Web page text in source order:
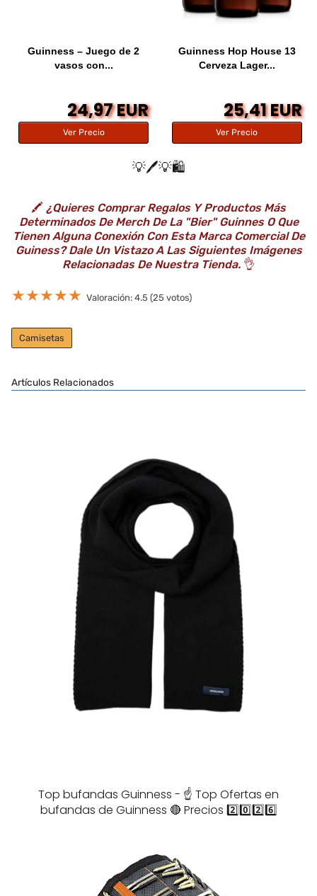
Guinness – Juego de 2
vasos con...
24,97 EUR
Ver Precio
Guinness Hop House 13
Cerveza Lager...
25,41 EUR
Ver Precio
💡🖊️💡🛍️
🖍️ ¿Quieres Comprar Regalos Y Productos Más
Determinados De Merch De La "bier" Guinnes O Que
Tienen Alguna Conexión Con Esta Marca Comercial De
Guiness? Dale Un Vistazo A Las Siguientes Imágenes
Relacionadas De Nuestra Tienda. 👌
★★★★★ Valoración: 4.5 (25 votos)
Camisetas
Artículos Relacionados
Top bufandas Guinness - ☝️ Top Ofertas en
bufandas de Guinness 🔴 Precios 2️⃣0️⃣2️⃣6️⃣